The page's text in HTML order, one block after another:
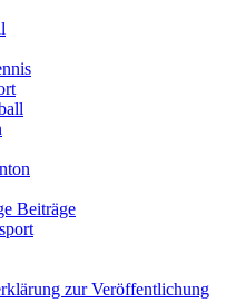
Beiträge
zur Veröffentlichung